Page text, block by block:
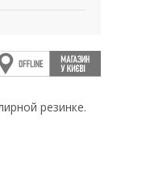
резинке.